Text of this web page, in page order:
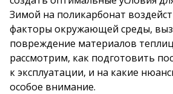
Зимой на поликарбонат
факторы окружающей среды,
повреждение материалов
рассмотрим, как подготовить
к эксплуатации, и на какие
особое внимание.